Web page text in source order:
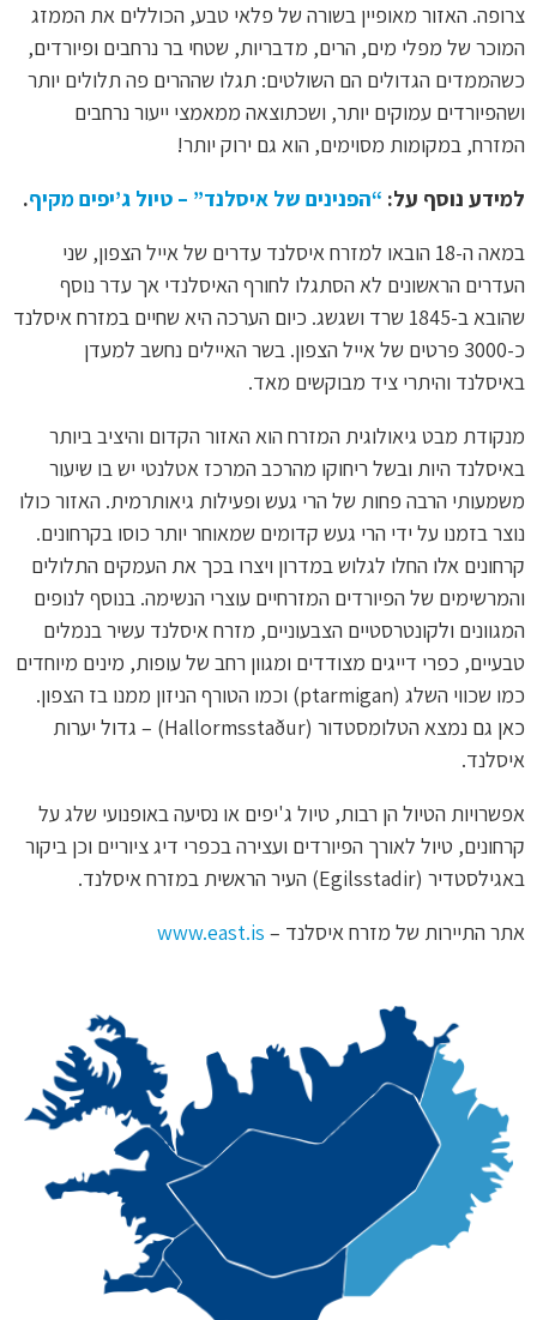
צרופה. האזור מאופיין בשורה של פלאי טבע, הכוללים את הממזג
המוכר של מפלי מים, הרים, מדבריות, שטחי בר נרחבים ופיורדים,
כשהממדים הגדולים הם השולטים: תגלו שההרים פה תלולים יותר
ושהפיורדים עמוקים יותר, ושכתוצאה ממאמצי ייעור נרחבים
המזרח, במקומות מסוימים, הוא גם ירוק יותר!
למידע נוסף על: “הפנינים של איסלנד” – טיול ג’יפים מקיף.
במאה ה-18 הובאו למזרח איסלנד עדרים של אייל הצפון, שני
העדרים הראשונים לא הסתגלו לחורף האיסלנדי אך עדר נוסף
שהובא ב-1845 שרד ושגשג. כיום הערכה היא שחיים במזרח איסלנד
כ-3000 פרטים של אייל הצפון. בשר האיילים נחשב למעדן
באיסלנד והיתרי ציד מבוקשים מאד.
מנקודת מבט גיאולוגית המזרח הוא האזור הקדום והיציב ביותר
באיסלנד היות ובשל ריחוקו מהרכב המרכז אטלנטי יש בו שיעור
משמעותי הרבה פחות של הרי געש ופעילות גיאותרמית. האזור כולו
נוצר בזמנו על ידי הרי געש קדומים שמאוחר יותר כוסו בקרחונים.
קרחונים אלו החלו לגלוש במדרון ויצרו בכך את העמקים התלולים
והמרשימים של הפיורדים המזרחיים עוצרי הנשימה. בנוסף לנופים
המגוונים ולקונטרסטיים הצבעוניים, מזרח איסלנד עשיר בנמלים
טבעיים, כפרי דייגים מצודדים ומגוון רחב של עופות, מינים מיוחדים
כמו שכווי השלג (ptarmigan) וכמו הטורף הניזון ממנו בז הצפון.
כאן גם נמצא הטלומסטדור (Hallormsstaður) – גדול יערות
איסלנד.
אפשרויות הטיול הן רבות, טיול ג'יפים או נסיעה באופנועי שלג על
קרחונים, טיול לאורך הפיורדים ועצירה בכפרי דיג ציוריים וכן ביקור
באגילסטדיר (Egilsstadir) העיר הראשית במזרח איסלנד.
אתר התיירות של מזרח איסלנד –www.east.is